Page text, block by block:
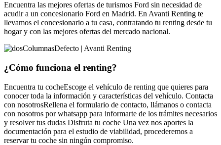
Encuentra las mejores ofertas de turismos Ford sin necesidad de
acudir a un concesionario Ford en Madrid. En Avanti Renting te
llevamos el concesionario a tu casa, contratando tu renting desde tu
hogar y con las mejores ofertas del mercado nacional.
¿Cómo funciona el renting?
Encuentra tu cocheEscoge el vehículo de renting que quieres para
conocer toda la información y características del vehículo. Contacta
con nosotrosRellena el formulario de contacto, llámanos o contacta
con nosotros por whatsapp para informarte de los trámites necesarios
y resolver tus dudas Disfruta tu coche Una vez nos aportes la
documentación para el estudio de viabilidad, procederemos a
reservar tu coche sin ningún compromiso.